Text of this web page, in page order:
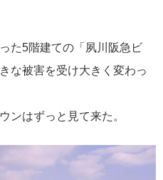
た5階建ての「夙川阪急ビ
な被害を受け大きく変わっ
ンはずっと見て来た。